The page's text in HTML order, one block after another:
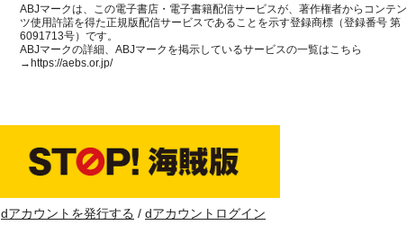
ABJマークは、この電子書店・電子書籍配信サービスが、著作権者からコンテン
ツ使用許諾を得た正規版配信サービスであることを示す登録商標（登録番号 第
6091713号）です。
ABJマークの詳細、ABJマークを掲示しているサービスの一覧はこちら
→https://aebs.or.jp/
dアカウントを発行する dアカウントログイン